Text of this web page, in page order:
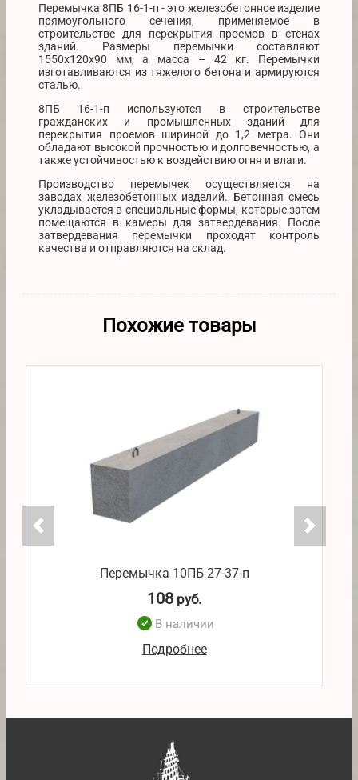
Перемычка 8ПБ 16-1-п - это железобетонное изделие
прямоугольного сечения, применяемое в
строительстве для перекрытия проемов в стенах
зданий. Размеры перемычки составляют
1550x120x90 мм, а масса – 42 кг. Перемычки
изготавливаются из тяжелого бетона и армируются
сталью.
8ПБ 16-1-п используются в строительстве
гражданских и промышленных зданий для
перекрытия проемов шириной до 1,2 метра. Они
обладают высокой прочностью и долговечностью, а
также устойчивостью к воздействию огня и влаги.
Производство перемычек осуществляется на
заводах железобетонных изделий. Бетонная смесь
укладывается в специальные формы, которые затем
помещаются в камеры для затвердевания. После
затвердевания перемычки проходят контроль
качества и отправляются на склад.
Похожие товары
Перемычка 10ПБ 27-37-п
108 руб.
В наличии
Подробнее